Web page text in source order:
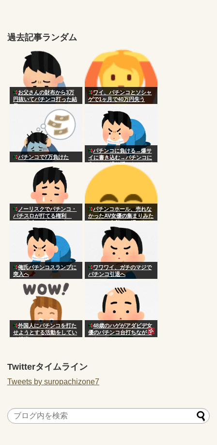
過去記事ランダム
お父さんの財布から3万
円抜いてパチンコ打った結
果
ワイ、パチンコとソシャ
ゲで1ヶ月で40万円失う
パチンコで7万負けた
パチンコに負ける→爆サ
イに書き込む→パチンコに
負けるの繰り返しなんやが
ノーリスクでパチンコ・
パチスロが打てる権利
VS 寿命+10年 ←どっち
がいい？
パチンコホール、売れな
かったAV女優の集まりみた
いなのの金儲けの場になる
俺氏パチンコスランプに
突入へ
ワワワイ、ガチのマジで
パチンコ引退へ
外国人にパチンコを打た
せようとする活動をしてい
る組織ｗｗｗ
48歳のハゲがアダビデ女
優のパチンコ台打ちながら
ニヤニヤしてたwww
Twitterタイムライン
Tweets by suropachizone7